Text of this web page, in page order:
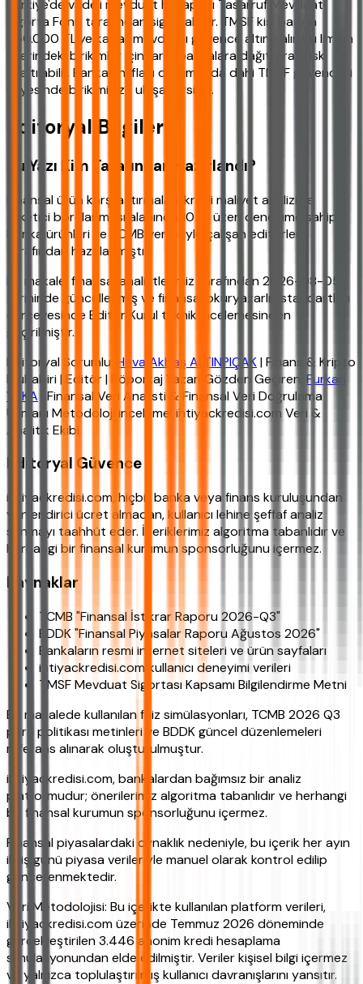
Türkiye'de vadeli mevduat hesapları Tasarruf Mevduatı
Sigorta Fonu tarafından sigortalanır. TMSF kişi başına
650.000 TL'ye kadar mevduatı güvence altına alır. Bu limitin
üzerindeki birikimler için farklı bankalara dağıtılarak risk
azaltılabilir. Bankanın iflası durumunda dahi TMSF güvencesi
sayesinde birikiminize ulaşabilirsiniz.
Editoryal Bilgiler
Bu Yazı Kim Tarafından Hazırlandı?
Finansal ürün karşılaştırmaları, kredi maliyet analizi ve
tüketici borçlanması alanında 10 yıl üzeri deneyime sahip,
banka ürünleri ve TCMB verileriyle çalışan editörler
tarafından hazırlanmıştır.
Bu makale, finansal analistlerimiz tarafından 2026-08-05
tarihinde güncellenmiş ve finansal okuryazarlık standartları
çerçevesinde Editör Kurul teknik incelemesinden
geçirilmiştir.
Editoryal Sorumlu: Hava Akbaş ALTINPIÇAK| Finans & Kripto
Muhabiri | Editör | Röportaj Yazarı Gözden Geçiren: Furkan
YAKA | Finansal Veri Analisti & Finansal Veri Doğrulama
Uzmanı Metodoloji inceleme: ihtiyackredisi.com Veri &
Analitik Ekibi
Editoryal Güvence
ihtiyackredisi.com, hiçbir banka veya finans kuruluşundan
yönlendirici ücret almadan, kullanıcı lehine şeffaf analiz
sunmayı taahhüt eder. İçeriklerimiz algoritma tabanlıdır ve
herhangi bir finansal kurumun sponsorluğunu içermez.
Kaynaklar
TCMB "Finansal İstikrar Raporu 2026-Q3"
BDDK "Finansal Piyasalar Raporu Ağustos 2026"
Bankaların resmi internet siteleri ve ürün sayfaları
ihtiyackredisi.com kullanıcı deneyimi verileri
TMSF Mevduat Sigortası Kapsamı Bilgilendirme Metni
Bu makalede kullanılan faiz simülasyonları, TCMB 2026 Q3
para politikası metinleri ve BDDK güncel düzenlemeleri
referans alınarak oluşturulmuştur.
ihtiyackredisi.com, bankalardan bağımsız bir analiz
platformudur; önerilerimiz algoritma tabanlıdır ve herhangi
bir finansal kurumun sponsorluğunu içermez.
Finansal piyasalardaki oynaklık nedeniyle, bu içerik her ayın
ilk iş günü piyasa verileriyle manuel olarak kontrol edilip
güncellenmektedir.
Veri Metodolojisi: Bu içerikte kullanılan platform verileri,
ihtiyackredisi.com üzerinde Temmuz 2026 döneminde
gerçekleştirilen 3.446 anonim kredi hesaplama
simülasyonundan elde edilmiştir. Veriler kişisel bilgi içermez
ve yalnızca toplulaştırılmış kullanıcı davranışlarını yansıtır.